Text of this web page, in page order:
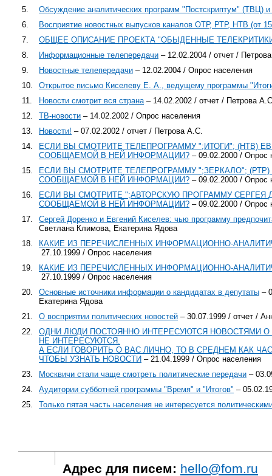
5.
Обсуждение аналитических программ "Постскриптум" (ТВЦ)
6.
Восприятие новостных выпусков каналов ОТР, РТР, НТВ (от
7.
ОБЩЕЕ ОПИСАНИЕ ПРОЕКТА "ОБЫДЕННЫЕ
8.
Информационные телепередачи – 12.02.2004 / отчет /
9.
Новостные телепередачи – 12.02.2004 / Опрос населения
10.
Открытое письмо Киселеву Е. А., ведущему программы
11.
Новости смотрит вся страна– 14.02.2002 / отчет / Петрова
12.
ТВ-новости – 14.02.2002 / Опрос населения
13.
Новости! – 07.02.2002 / отчет / Петрова А.С.
14.
ЕСЛИ ВЫ СМОТРИТЕ ТЕЛЕПРОГРАММУ ";ИТОГИ"; (НТВ)
СООБЩАЕМОЙ В НЕЙ ИНФОРМАЦИИ? – 09.02.2000 / Опрос
15.
ЕСЛИ ВЫ СМОТРИТЕ ТЕЛЕПРОГРАММУ ";ЗЕРКАЛО";
СООБЩАЕМОЙ В НЕЙ ИНФОРМАЦИИ? – 09.02.2000 / Опрос
16.
ЕСЛИ ВЫ СМОТРИТЕ ";АВТОРСКУЮ ПРОГРАММУ СЕРГЕЯ
СООБЩАЕМОЙ В НЕЙ ИНФОРМАЦИИ? – 09.02.2000 / Опрос
17.
Сергей Доренко и Евгений Киселев: чью программу
Светлана Климова, Екатерина Ядова
18.
КАКИЕ ИЗ ПЕРЕЧИСЛЕННЫХ ИНФОРМАЦИОННО-
27.10.1999 / Опрос населения
19.
КАКИЕ ИЗ ПЕРЕЧИСЛЕННЫХ ИНФОРМАЦИОННО-
27.10.1999 / Опрос населения
20.
Основные источники информации о кандидатах в депутаты –
Екатерина Ядова
21.
О восприятии политических новостей – 30.07.1999 / отчет /
22.
ОДНИ ЛЮДИ ПОСТОЯННО ИНТЕРЕСУЮТСЯ НОВОСТЯМИ
НЕ ИНТЕРЕСУЮТСЯ.
А ЕСЛИ ГОВОРИТЬ О ВАС ЛИЧНО, ТО В СРЕДНЕМ КАК
ЧТОБЫ УЗНАТЬ НОВОСТИ – 21.04.1999 / Опрос населения
23.
Москвичи стали чаще смотреть политические передачи –
24.
Аудитории субботней программы "Время" и "Итогов" –
25.
Только пятая часть населения не интересуется
Адрес для писем: hello@fom.ru